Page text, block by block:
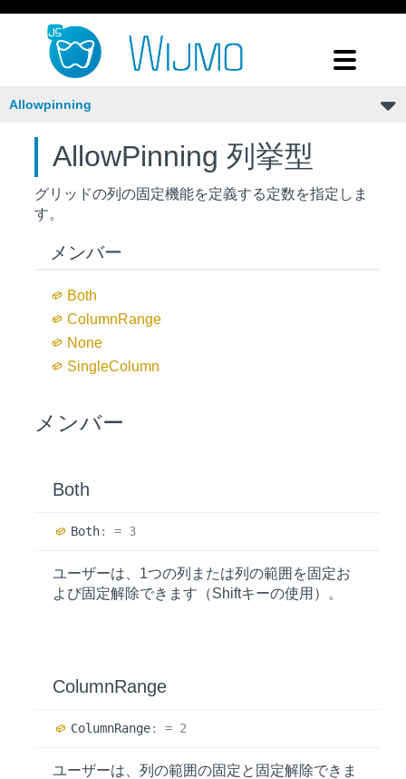
Allowpinning
AllowPinning 列挙型
グリッドの列の固定機能を定義する定数を指定しま
す。
メンバー
Both
ColumnRange
None
SingleColumn
メンバー
Both
Both: = 3
ユーザーは、1つの列または列の範囲を固定お
よび固定解除できます（Shiftキーの使用）。
ColumnRange
ColumnRange: = 2
ユーザーは、列の範囲の固定と固定解除できま